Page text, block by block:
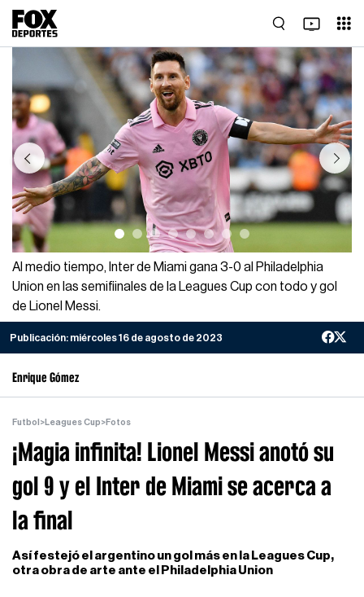
Previous Next
Al medio tiempo, Inter de Miami gana 3-0 al Philadelphia
Union en las semifiinales de la Leagues Cup con todo y gol
de Lionel Messi.
Publicación: miércoles 16 de agosto de 2023
Enrique Gómez
Futbol >Leagues Cup>Fotos
¡Magia infinita! Lionel Messi anotó su
gol 9 y el Inter de Miami se acerca a
la final
Así festejó el argentino un gol más en la Leagues Cup,
otra obra de arte ante el Philadelphia Union